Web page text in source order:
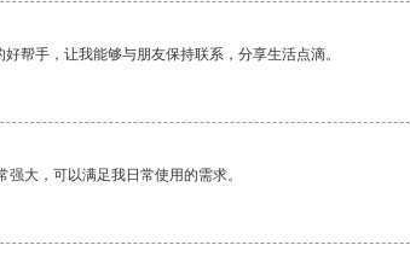
帮手，让我能够与朋友保持联系，分享生活点滴。
强大，可以满足我日常使用的需求。